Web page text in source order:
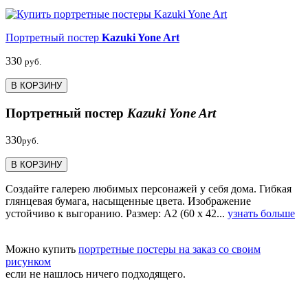
Портретный постер Kazuki Yone Art
330 руб.
В КОРЗИНУ
Портретный постер Kazuki Yone Art
330руб.
В КОРЗИНУ
Создайте галерею любимых персонажей у себя дома. Гибкая
глянцевая бумага, насыщенные цвета. Изображение
устойчиво к выгоранию. Размер: А2 (60 х 42... узнать больше
Можно купить портретные постеры на заказ со своим
рисунком
если не нашлось ничего подходящего.